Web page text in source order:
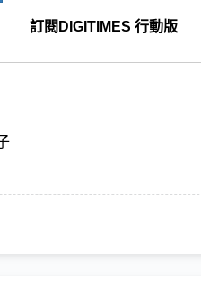
訂閱DIGITIMES 行動版